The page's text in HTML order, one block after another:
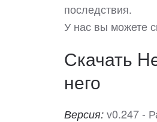
последствия.
У нас вы можете
Скачать
него
Версия: v0.247 -